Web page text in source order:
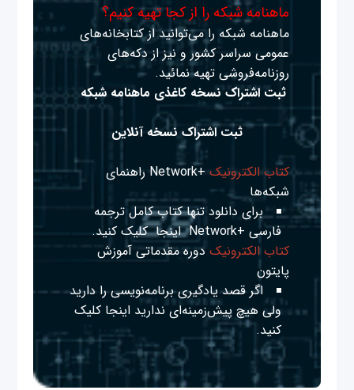
ماهنامه شبکه را از کجا تهیه کنیم؟
ماهنامه شبکه را می‌توانید از کتابخانه‌های
عمومی سراسر کشور و نیز از دکه‌های
روزنامه‌فروشی تهیه نمائید.
ثبت اشتراک نسخه کاغذی ماهنامه شبکه
ثبت اشتراک نسخه آنلاین
کتاب الکترونیک
+Network راهنمای
شبکه‌ها
برای دانلود تنها کتاب کامل ترجمه
فارسی +Network
اینجا کلیک کنید.
کتاب الکترونیک دوره مقدماتی آموزش
پایتون
اگر قصد یادگیری برنامه‌نویسی را دارید
ولی هیچ پیش‌زمینه‌ای نداریداینجا کلیک
کنید.